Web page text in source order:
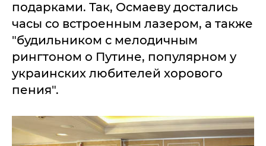
подарками. Так, Осмаеву достались
часы со встроенным лазером, а также
"будильником с мелодичным
рингтоном о Путине, популярном у
украинских любителей хорового
пения".